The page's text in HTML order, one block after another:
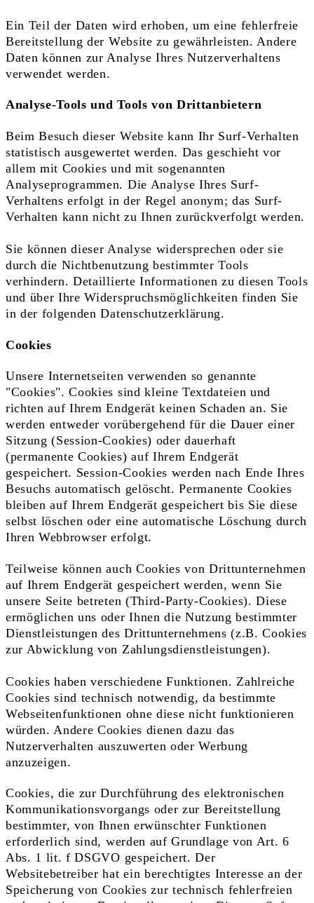
Ein Teil der Daten wird erhoben, um eine fehlerfreie
Bereitstellung der Website zu gewährleisten. Andere
Daten können zur Analyse Ihres Nutzerverhaltens
verwendet werden.
Analyse-Tools und Tools von Drittanbietern
Beim Besuch dieser Website kann Ihr Surf-Verhalten
statistisch ausgewertet werden. Das geschieht vor
allem mit Cookies und mit sogenannten
Analyseprogrammen. Die Analyse Ihres Surf-
Verhaltens erfolgt in der Regel anonym; das Surf-
Verhalten kann nicht zu Ihnen zurückverfolgt werden.
Sie können dieser Analyse widersprechen oder sie
durch die Nichtbenutzung bestimmter Tools
verhindern. Detaillierte Informationen zu diesen Tools
und über Ihre Widerspruchsmöglichkeiten finden Sie
in der folgenden Datenschutzerklärung.
Cookies
Unsere Internetseiten verwenden so genannte
"Cookies". Cookies sind kleine Textdateien und
richten auf Ihrem Endgerät keinen Schaden an. Sie
werden entweder vorübergehend für die Dauer einer
Sitzung (Session-Cookies) oder dauerhaft
(permanente Cookies) auf Ihrem Endgerät
gespeichert. Session-Cookies werden nach Ende Ihres
Besuchs automatisch gelöscht. Permanente Cookies
bleiben auf Ihrem Endgerät gespeichert bis Sie diese
selbst löschen oder eine automatische Löschung durch
Ihren Webbrowser erfolgt.
Teilweise können auch Cookies von Drittunternehmen
auf Ihrem Endgerät gespeichert werden, wenn Sie
unsere Seite betreten (Third-Party-Cookies). Diese
ermöglichen uns oder Ihnen die Nutzung bestimmter
Dienstleistungen des Drittunternehmens (z.B. Cookies
zur Abwicklung von Zahlungsdienstleistungen).
Cookies haben verschiedene Funktionen. Zahlreiche
Cookies sind technisch notwendig, da bestimmte
Webseitenfunktionen ohne diese nicht funktionieren
würden. Andere Cookies dienen dazu das
Nutzerverhalten auszuwerten oder Werbung
anzuzeigen.
Cookies, die zur Durchführung des elektronischen
Kommunikationsvorgangs oder zur Bereitstellung
bestimmter, von Ihnen erwünschter Funktionen
erforderlich sind, werden auf Grundlage von Art. 6
Abs. 1 lit. f DSGVO gespeichert. Der
Websitebetreiber hat ein berechtigtes Interesse an der
Speicherung von Cookies zur technisch fehlerfreien